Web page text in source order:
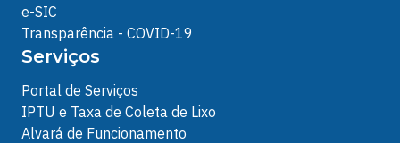
e-SIC
Transparência - COVID-19
Serviços
Portal de Serviços
IPTU e Taxa de Coleta de Lixo
Alvará de Funcionamento